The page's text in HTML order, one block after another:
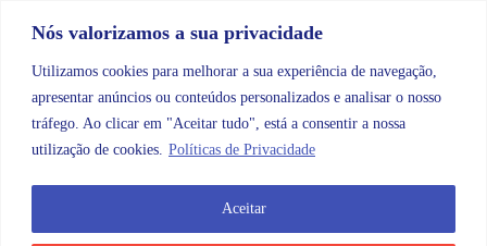
Nós valorizamos a sua privacidade
Utilizamos cookies para melhorar a sua experiência de navegação,
apresentar anúncios ou conteúdos personalizados e analisar o nosso
tráfego. Ao clicar em "Aceitar tudo", está a consentir a nossa
utilização de cookies. Políticas de Privacidade
Aceitar
Categorias